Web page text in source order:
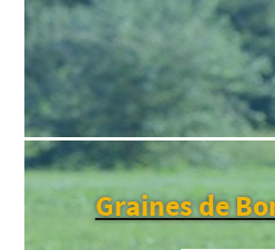
Graines de